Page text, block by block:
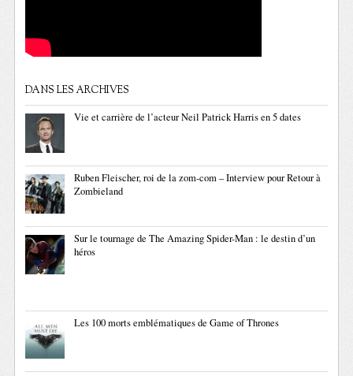
DANS LES ARCHIVES
Vie et carrière de l’acteur Neil Patrick Harris en 5 dates
Ruben Fleischer, roi de la zom-com – Interview pour Retour à
Zombieland
Sur le tournage de The Amazing Spider-Man : le destin d’un
héros
Les 100 morts emblématiques de Game of Thrones